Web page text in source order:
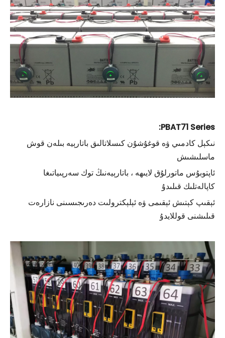
PBAT71 Series:
نىكېل كادمىي ۋە قوغۇشۇن كىسلاتالىق باتارېيە بىلەن قوش
ماسلىشىش
ئاپتوبۇس ماتورلۇق لايىھە ، باتارېيەنىڭ توك سەرپىياتىغا
كاپالەتلىك قىلىدۇ
ئېقىپ كېتىش ئېقىمى ۋە ئېلېكترولىت دەرىجىسىنى نازارەت
قىلىشنى قوللايدۇ